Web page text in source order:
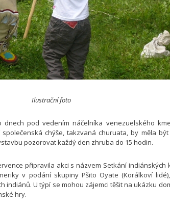
Ilustrační foto
pod vedením náčelníka venezuelského
chýše, takzvaná churuata, by měla
pozorovat každý den zhruba do 15 hodin.
připravila akci s názvem Setkání indiánských
v podání skupiny Pšito Oyate (Korálkoví
indiánů. U týpí se mohou zájemci těšit na ukázku
hry.